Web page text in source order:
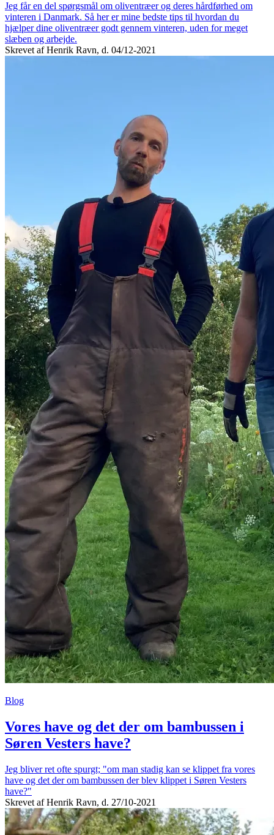
Jeg får en del spørgsmål om oliventræer og deres hårdførhed om
vinteren i Danmark. Så her er mine bedste tips til hvordan du
hjælper dine oliventræer godt gennem vinteren, uden for meget
slæben og arbejde.
Skrevet af Henrik Ravn, d. 04/12-2021
Blog
Vores have og det der om bambussen i
Søren Vesters have?
Jeg bliver ret ofte spurgt; "om man stadig kan se klippet fra vores
have og det der om bambussen der blev klippet i Søren Vesters
have?"
Skrevet af Henrik Ravn, d. 27/10-2021